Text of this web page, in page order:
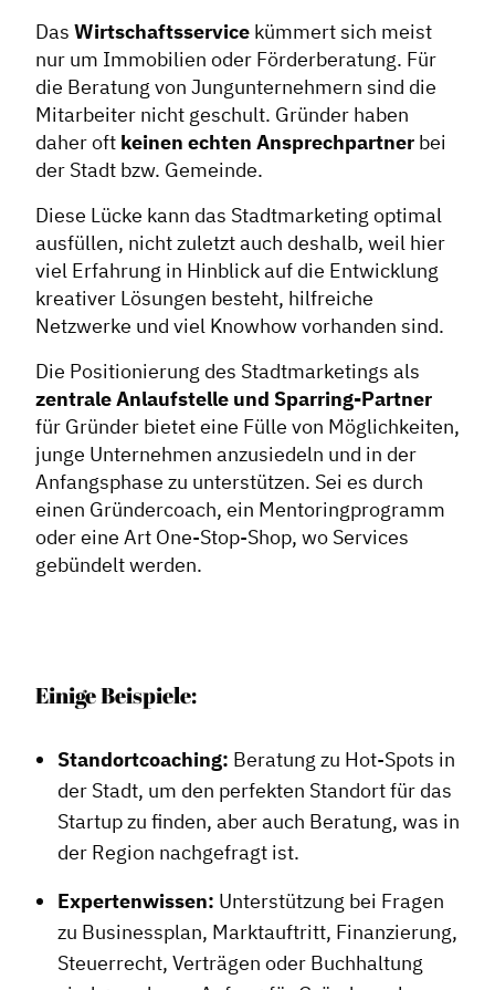
Das Wirtschaftsservice kümmert sich meist
nur um Immobilien oder Förderberatung. Für
die Beratung von Jungunternehmern sind die
Mitarbeiter nicht geschult. Gründer haben
daher oft keinen echten Ansprechpartner bei
der Stadt bzw. Gemeinde.
Diese Lücke kann das Stadtmarketing optimal
ausfüllen, nicht zuletzt auch deshalb, weil hier
viel Erfahrung in Hinblick auf die Entwicklung
kreativer Lösungen besteht, hilfreiche
Netzwerke und viel Knowhow vorhanden sind.
Die Positionierung des Stadtmarketings als
zentrale Anlaufstelle und Sparring-Partner
für Gründer bietet eine Fülle von Möglichkeiten,
junge Unternehmen anzusiedeln und in der
Anfangsphase zu unterstützen. Sei es durch
einen Gründercoach, ein Mentoringprogramm
oder eine Art One-Stop-Shop, wo Services
gebündelt werden.
Einige Beispiele:
Standortcoaching: Beratung zu Hot-Spots in
der Stadt, um den perfekten Standort für das
Startup zu finden, aber auch Beratung, was in
der Region nachgefragt ist.
Expertenwissen: Unterstützung bei Fragen
zu Businessplan, Marktauftritt, Finanzierung,
Steuerrecht, Verträgen oder Buchhaltung